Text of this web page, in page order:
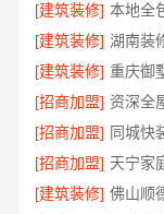
[建筑装修]
[建筑装修]
[建筑装修]
[招商加盟]
[招商加盟] 同城快
[招商加盟]
[建筑装修]